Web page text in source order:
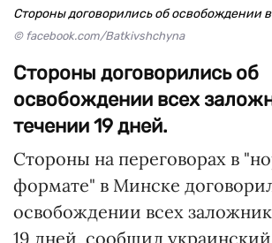
Стороны договорились об освобождении
© facebook.com/Batkivshchyna
Стороны договорились об
освобождении всех
течении 19 дней.
Стороны на переговорах в
формате" в Минске
освобождении всех
19 дней, сообщил